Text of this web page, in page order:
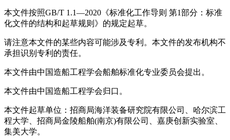
本文件按照GB/T 1.1—2020《标准化工作导则 第1部分：标准
化文件的结构和起草规则》的规定起草。
请注意本文件的某些内容可能涉及专利。本文件的发布机构不
承担识别专利的责任。
本文件由中国造船工程学会船舶标准化专业委员会提出。
本文件由中国造船工程学会归口。
本文件起草单位：招商局海洋装备研究院有限公司、哈尔滨工
程大学、招商局金陵船舶(南京)有限公司、嘉庚创新实验室、
集美大学。